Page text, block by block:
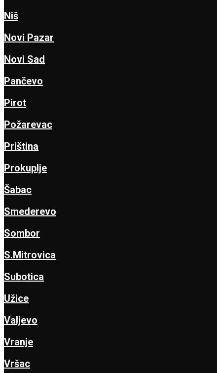
Niš
Novi Pazar
Novi Sad
Pančevo
Pirot
Požarevac
Priština
Prokuplje
Šabac
Smederevo
Sombor
S.Mitrovica
Subotica
Užice
Valjevo
Vranje
Vršac